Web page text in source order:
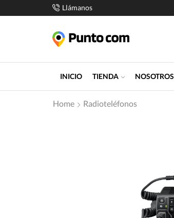
Llámanos
INICIO TIENDA NOSOTROS
Home Radioteléfonos